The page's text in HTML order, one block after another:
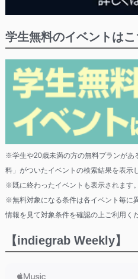
学生無料のイベントはこ
※学生や20歳未満の方の無料プランがあ
料」がついたイベントの検索結果を表示
※既に終わったイベントも表示されます。
※無料対象になる条件は各イベント毎に
情報を見て対象条件を確認の上ご利用く
【indiegrab Weekly】